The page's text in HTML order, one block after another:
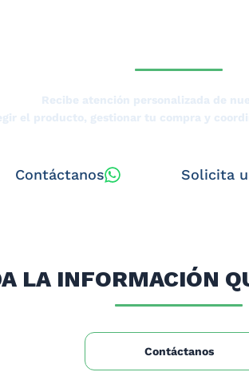
Recibe atención personalizada de
el producto, gestionar tu compra y
Contáctanos Solicita
LA INFORMACIÓN
Contáctanos